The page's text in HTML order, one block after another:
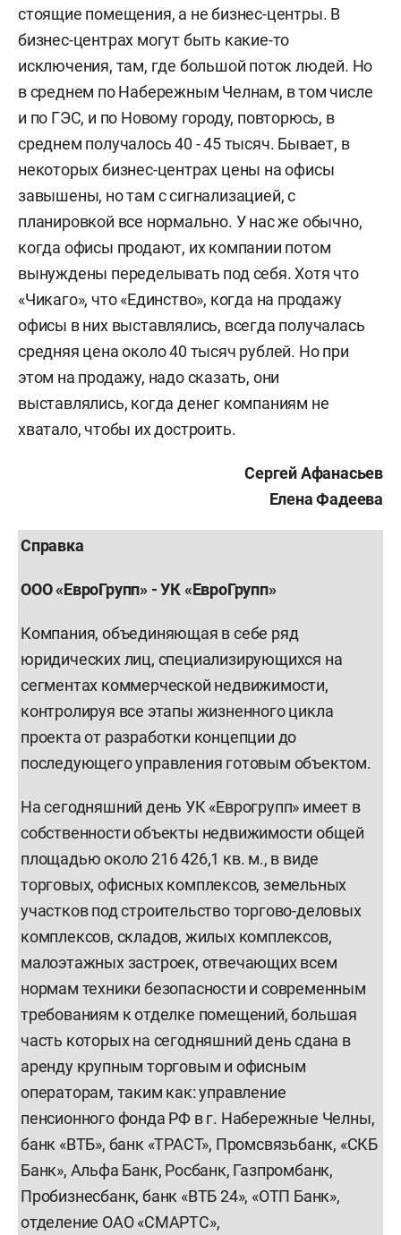
стоящие помещения, а не бизнес-центры. В
бизнес-центрах могут быть какие-то
исключения, там, где большой поток людей. Но
в среднем по Набережным Челнам, в том числе
и по ГЭС, и по Новому городу, повторюсь, в
среднем получалось 40 - 45 тысяч. Бывает, в
некоторых бизнес-центрах цены на офисы
завышены, но там с сигнализацией, с
планировкой все нормально. У нас же обычно,
когда офисы продают, их компании потом
вынуждены переделывать под себя. Хотя что
«Чикаго», что «Единство», когда на продажу
офисы в них выставлялись, всегда получалась
средняя цена около 40 тысяч рублей. Но при
этом на продажу, надо сказать, они
выставлялись, когда денег компаниям не
хватало, чтобы их достроить.
Сергей Афанасьев
Елена Фадеева
Справка
ООО «ЕвроГрупп» - УК «ЕвроГрупп»
Компания, объединяющая в себе ряд
юридических лиц, специализирующихся на
сегментах коммерческой недвижимости,
контролируя все этапы жизненного цикла
проекта от разработки концепции до
последующего управления готовым объектом.
На сегодняшний день УК «Еврогрупп» имеет в
собственности объекты недвижимости общей
площадью около 216 426,1 кв. м., в виде
торговых, офисных комплексов, земельных
участков под строительство торгово-деловых
комплексов, складов, жилых комплексов,
малоэтажных застроек, отвечающих всем
нормам техники безопасности и современным
требованиям к отделке помещений, большая
часть которых на сегодняшний день сдана в
аренду крупным торговым и офисным
операторам, таким как: управление
пенсионного фонда РФ в г. Набережные Челны,
банк «ВТБ», банк «ТРАСТ», Промсвязьбанк, «СКБ
Банк», Альфа Банк, Росбанк, Газпромбанк,
Пробизнесбанк, банк «ВТБ 24», «ОТП Банк»,
отделение ОАО «СМАРТС»,